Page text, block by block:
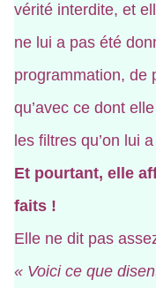
vérité interdite, et
ne lui a pas été
programmation, de
qu’avec ce dont
les filtres qu’on lui
Et pourtant, elle
faits !
Elle ne dit pas
« Voici ce que